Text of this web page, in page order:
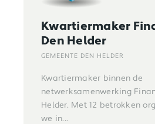
Kwartiermaker
Den Helder
GEMEENTE DEN HELDER
Kwartiermaker binnen de
netwerksamenwerking
Helder. Met 12 betrokken
we in...